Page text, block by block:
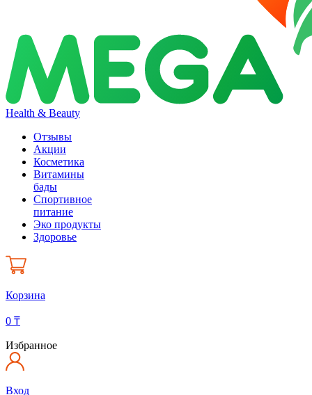
Health & Beauty
Отзывы
Акции
Косметика
Витамины
бады
Спортивное
питание
Эко продукты
Здоровье
Корзина
0 ₸
Избранное
Вход